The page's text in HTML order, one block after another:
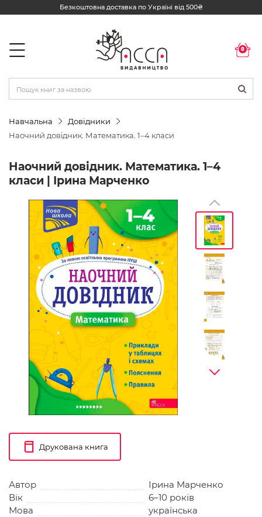
Безкоштовна доставка по Україні від 500₴
0
Навчальна
Довідники
Наочний довідник. Математика. 1–4 класи
Наочний довідник. Математика. 1–4
класи | Ірина Марченко
Друкована книга
Автор
Ірина Марченко
Вік
6–10 років
Мова
українська